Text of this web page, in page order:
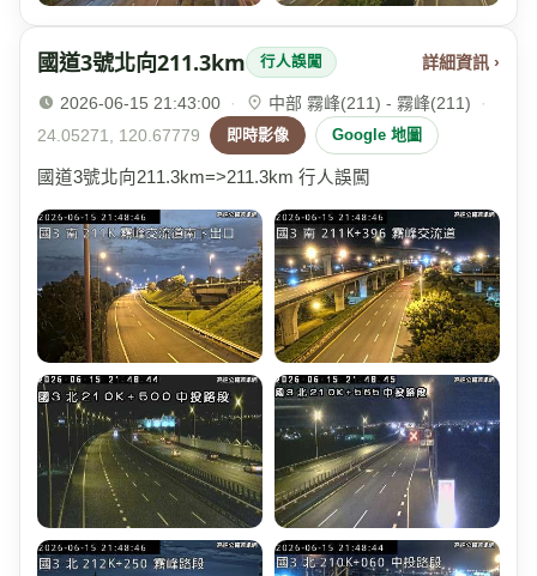
國道3號北向211.3km 行人誤闖 詳細資訊 ›
2026-06-15 21:43:00 · 中部 霧峰(211) - 霧峰(211)
·
24.05271, 120.67779
即時影像 Google 地圖
國道3號北向211.3km=>211.3km 行人誤闖